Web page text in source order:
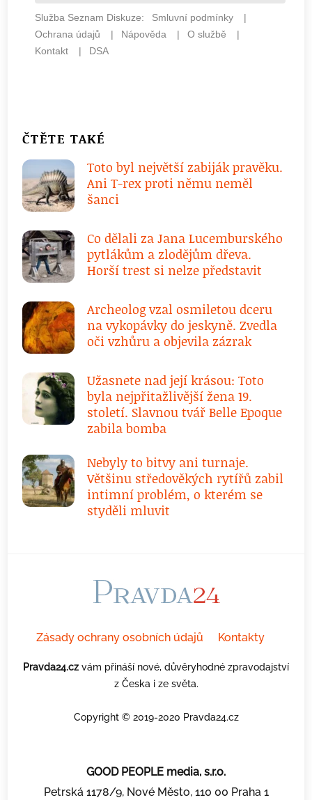
ČTĚTE TAKÉ
Toto byl největší zabiják pravěku.
Ani T-rex proti němu neměl
šanci
Co dělali za Jana Lucemburského
pytlákům a zlodějům dřeva.
Horší trest si nelze představit
Archeolog vzal osmiletou dceru
na vykopávky do jeskyně. Zvedla
oči vzhůru a objevila zázrak
Užasnete nad její krásou: Toto
byla nejpřitažlivější žena 19.
století. Slavnou tvář Belle Epoque
zabila bomba
Nebyly to bitvy ani turnaje.
Většinu středověkých rytířů zabil
intimní problém, o kterém se
styděli mluvit
Zásady ochrany osobních údajů Kontakty
Pravda24.cz vám přináší nové, důvěryhodné zpravodajství
z Česka i ze světa.
Copyright © 2019-2020 Pravda24.cz
GOOD PEOPLE media, s.r.o.
Petrská 1178/9, Nové Město, 110 00 Praha 1